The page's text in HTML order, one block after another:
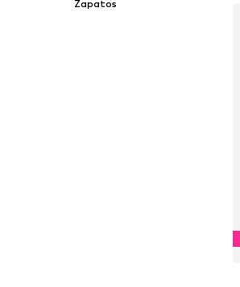
Zapatos